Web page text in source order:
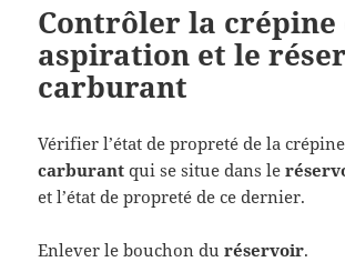
Contrôler la crépine
aspiration et le
carburant
Vérifier l’état de propreté de la
carburant qui se situe dans le
et l’état de propreté de ce dernier.
Enlever le bouchon duréservoir.